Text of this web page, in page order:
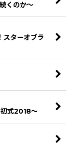
くのか～
スターオブラ
初式2018～